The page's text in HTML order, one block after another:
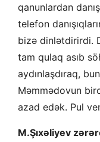
qanunlardan
telefon
bizə dinlətdirirdi.
tam qulaq asıb
aydınlaşdıraq,
Məmmədovun
azad edək. Pul
M.Şıxəliyev